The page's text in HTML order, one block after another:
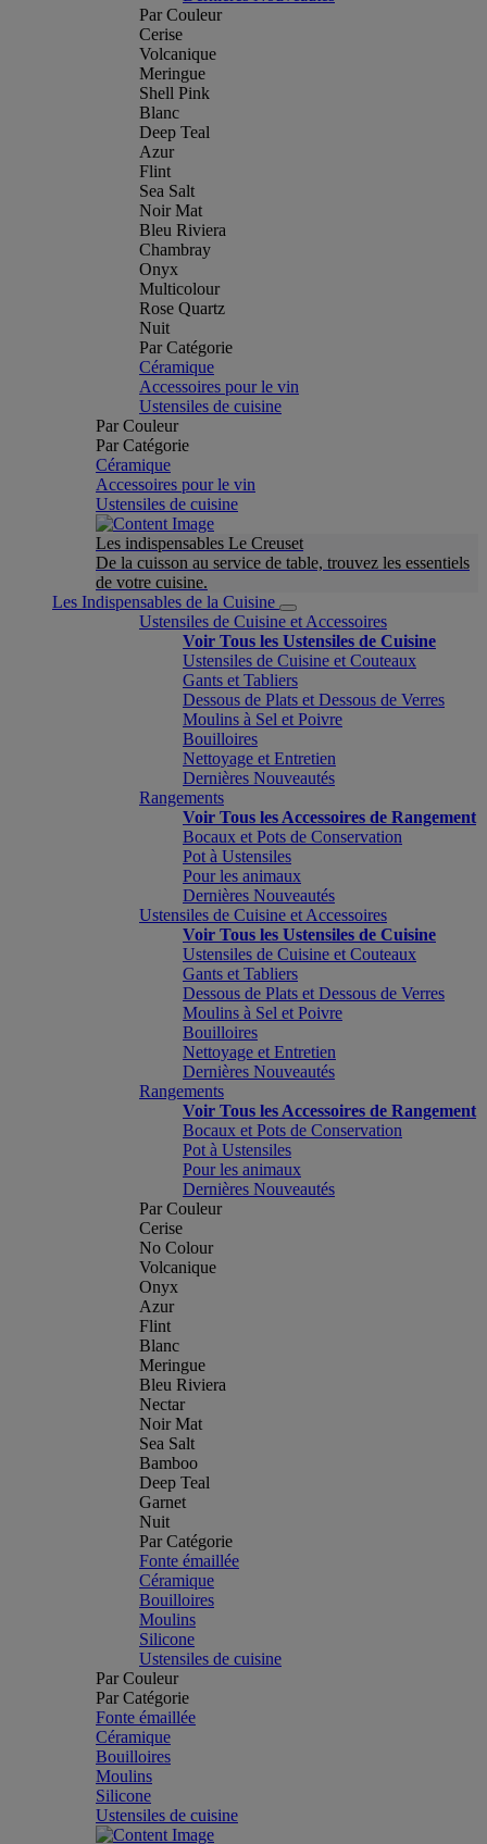
Par Couleur
Cerise
Volcanique
Meringue
Shell Pink
Blanc
Deep Teal
Azur
Flint
Sea Salt
Noir Mat
Bleu Riviera
Chambray
Onyx
Multicolour
Rose Quartz
Nuit
Par Catégorie
Céramique
Accessoires pour le vin
Ustensiles de cuisine
Par Couleur
Par Catégorie
Céramique
Accessoires pour le vin
Ustensiles de cuisine
Les indispensables Le Creuset
De la cuisson au service de table, trouvez les essentiels
de votre cuisine.
Les Indispensables de la Cuisine
Ustensiles de Cuisine et Accessoires
Voir Tous les Ustensiles de Cuisine
Ustensiles de Cuisine et Couteaux
Gants et Tabliers
Dessous de Plats et Dessous de Verres
Moulins à Sel et Poivre
Bouilloires
Nettoyage et Entretien
Dernières Nouveautés
Rangements
Voir Tous les Accessoires de Rangement
Bocaux et Pots de Conservation
Pot à Ustensiles
Pour les animaux
Dernières Nouveautés
Ustensiles de Cuisine et Accessoires
Voir Tous les Ustensiles de Cuisine
Ustensiles de Cuisine et Couteaux
Gants et Tabliers
Dessous de Plats et Dessous de Verres
Moulins à Sel et Poivre
Bouilloires
Nettoyage et Entretien
Dernières Nouveautés
Rangements
Voir Tous les Accessoires de Rangement
Bocaux et Pots de Conservation
Pot à Ustensiles
Pour les animaux
Dernières Nouveautés
Par Couleur
Cerise
No Colour
Volcanique
Onyx
Azur
Flint
Blanc
Meringue
Bleu Riviera
Nectar
Noir Mat
Sea Salt
Bamboo
Deep Teal
Garnet
Nuit
Par Catégorie
Fonte émaillée
Céramique
Bouilloires
Moulins
Silicone
Ustensiles de cuisine
Par Couleur
Par Catégorie
Fonte émaillée
Céramique
Bouilloires
Moulins
Silicone
Ustensiles de cuisine